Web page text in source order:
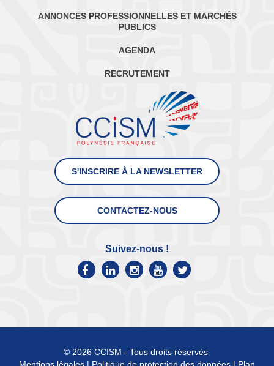
ANNONCES PROFESSIONNELLES ET MARCHÉS
PUBLICS
AGENDA
RECRUTEMENT
S'INSCRIRE À LA NEWSLETTER
CONTACTEZ-NOUS
Suivez-nous !
© 2026 CCISM - Tous droits réservés